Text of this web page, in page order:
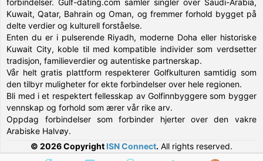
Kuwait, Qatar, Bahrain og Oman, og fremmer forhold bygget på
delte verdier og kulturell forståelse.
Enten du er i pulserende Riyadh, moderne Doha eller historiske
Kuwait City, koble til med kompatible individer som verdsetter
tradisjon, familieverdier og autentiske partnerskap.
Vår helt gratis plattform respekterer Golfkulturen samtidig som
den tilbyr muligheter for ekte forbindelser over hele regionen.
Bli med i et respektert fellesskap av Golfinnbyggere som bygger
vennskap og forhold som ærer vår rike arv.
Oppdag forbindelser som forbinder hjerter over den vakre
Arabiske Halvøy.
© 2026 Copyright ISN Connect. All rights reserved.